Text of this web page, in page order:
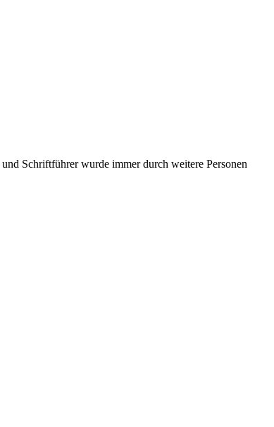
Schriftführer wurde immer durch weitere Personen